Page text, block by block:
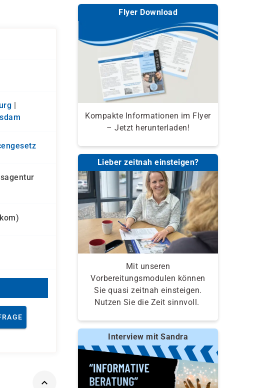
|
Flyer Download
Kompakte Informationen im Flyer
– Jetzt herunterladen!
Lieber zeitnah einsteigen?
Mit unseren
Vorbereitungsmodulen können
Sie quasi zeitnah einsteigen.
Nutzen Sie die Zeit sinnvoll.
Interview mit Sandra